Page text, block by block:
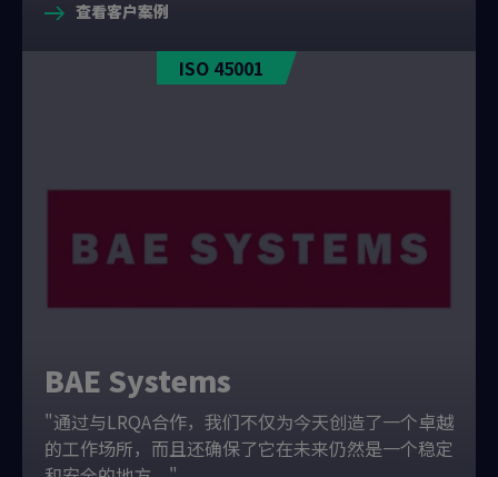
查看客户案例
BAE Systems
ISO 45001
"通过与LRQA合作，我们不仅为今天创造了一个卓越
的工作场所，而且还确保了它在未来仍然是一个稳定